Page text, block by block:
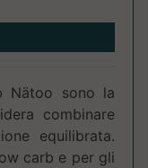
Nätoo sono la
combinare
equilibrata.
carb e per gli